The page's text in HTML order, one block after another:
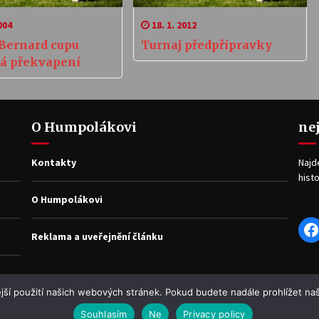
cupu
překvapení
18. 1. 2012
Turnaj předpřípravky
O Humpolákovi
Kontakty
O Humpolákovi
Reklama a uveřejnění článku
použití našich webových stránek. Pokud budete nadále prohlížet
Souhlasím
Ne Privacy policy